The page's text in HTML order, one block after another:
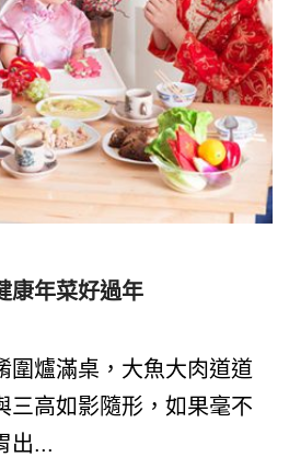
年菜好過年
圍爐滿桌，大魚大肉道道
三高如影隨形，如果毫不
出...